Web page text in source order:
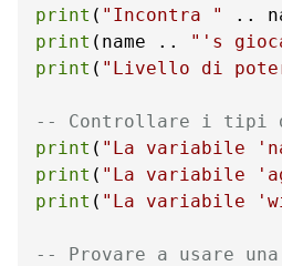
print ( "Incontra " ..
print (name ..
"'s
print ( "Livello di
-- Controllare i tipi
print ( "La variabile
print ( "La variabile
print ( "La variabile
-- Provare a usare